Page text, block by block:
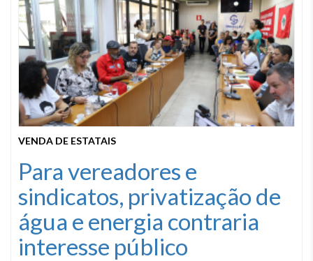
VENDA DE ESTATAIS
Para vereadores e
sindicatos, privatização de
água e energia contraria
interesse público